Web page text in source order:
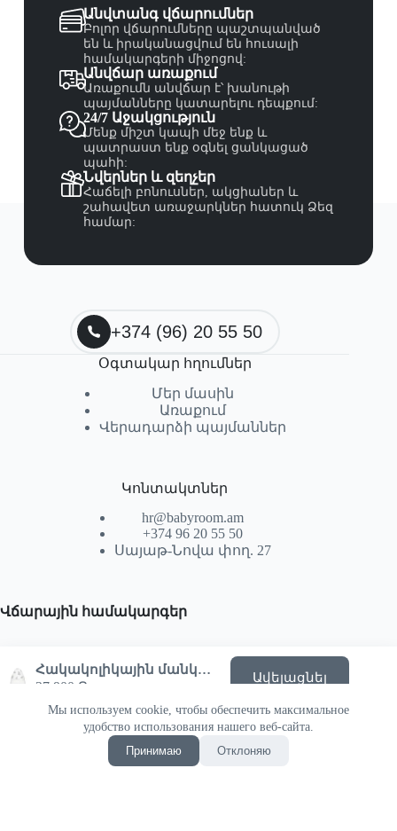
Мы используем cookie, чтобы обеспечить максимальное
удобство использования нашего веб-сайта.
Принимаю
Отклоняю
Անվտանգ վճարումներ
Բոլոր վճարումները պաշտպանված
են և իրականացվում են հուսալի
համակարգերի միջոցով:
Անվճար առաքում
Առաքումն անվճար է՝ խանութի
պայմանները կատարելու դեպքում:
24/7 Աջակցություն
Մենք միշտ կապի մեջ ենք և
պատրաստ ենք օգնել ցանկացած
պահի:
Նվերներ և զեղչեր
Հաճելի բոնուսներ, ակցիաներ և
շահավետ առաջարկներ հատուկ Ձեզ
համար:
+374 (96) 20 55 50
Օգտակար հղումներ
Մեր մասին
Առաքում
Վերադարձի պայմաններ
Կոնտակտներ
hr@babyroom.am
+374 96 20 55 50
Սայաթ-Նովա փող. 27
Վճարային համակարգեր
© 2026 | Powered by SEKTIF
Հակակոլիկային մանկական շիշ 240 մլ | Elephant 0m+ — Elhée
27,900 ֏
Ավելացնել